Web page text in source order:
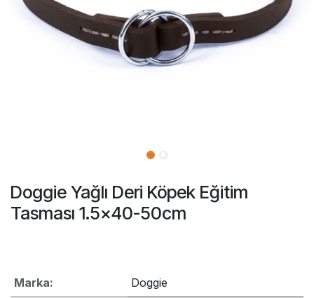
Doggie Yağlı Deri Köpek Eğitim
Tasması 1.5x40-50cm
Marka: Doggie